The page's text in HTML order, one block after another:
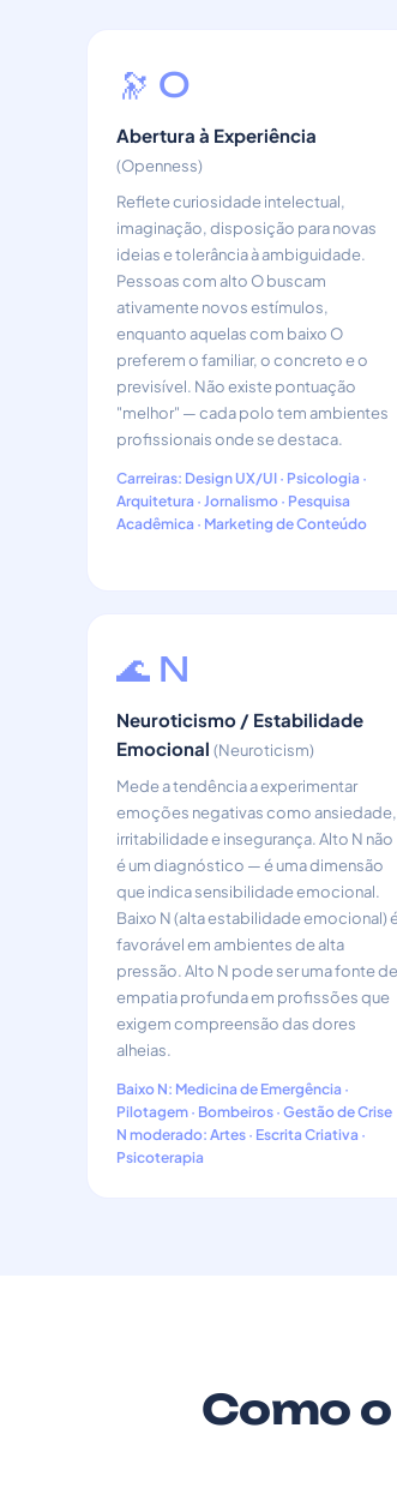
🔭 O
Abertura à Experiência
(Openness)
Reflete curiosidade intelectual,
imaginação, disposição para novas
ideias e tolerância à ambiguidade.
Pessoas com alto O buscam
ativamente novos estímulos,
enquanto aquelas com baixo O
preferem o familiar, o concreto e o
previsível. Não existe pontuação
"melhor" — cada polo tem ambientes
profissionais onde se destaca.
Carreiras: Design UX/UI · Psicologia ·
Arquitetura · Jornalismo · Pesquisa
Acadêmica · Marketing de Conteúdo
🌊 N
Neuroticismo / Estabilidade
Emocional (Neuroticism)
Mede a tendência a experimentar
emoções negativas como ansiedade,
irritabilidade e insegurança. Alto N não
é um diagnóstico — é uma dimensão
que indica sensibilidade emocional.
Baixo N (alta estabilidade emocional)
favorável em ambientes de alta
pressão. Alto N pode ser uma fonte de
empatia profunda em profissões que
exigem compreensão das dores
alheias.
Baixo N: Medicina de Emergência ·
Pilotagem · Bombeiros · Gestão de Crise
N moderado: Artes · Escrita Criativa ·
Psicoterapia
Como